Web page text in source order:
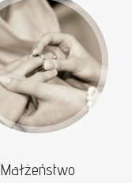
Małżeństwo